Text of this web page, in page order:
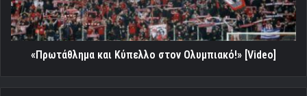
«Πρωτάθλημα και Κύπελλο στον Ολυμπιακό!» [Video]